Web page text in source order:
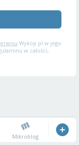
Wykop.pl w jego
w całości,
Mikroblog